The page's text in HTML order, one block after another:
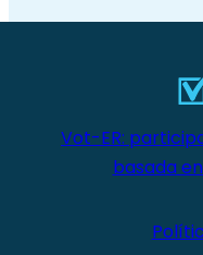
Vot-ER:
basada